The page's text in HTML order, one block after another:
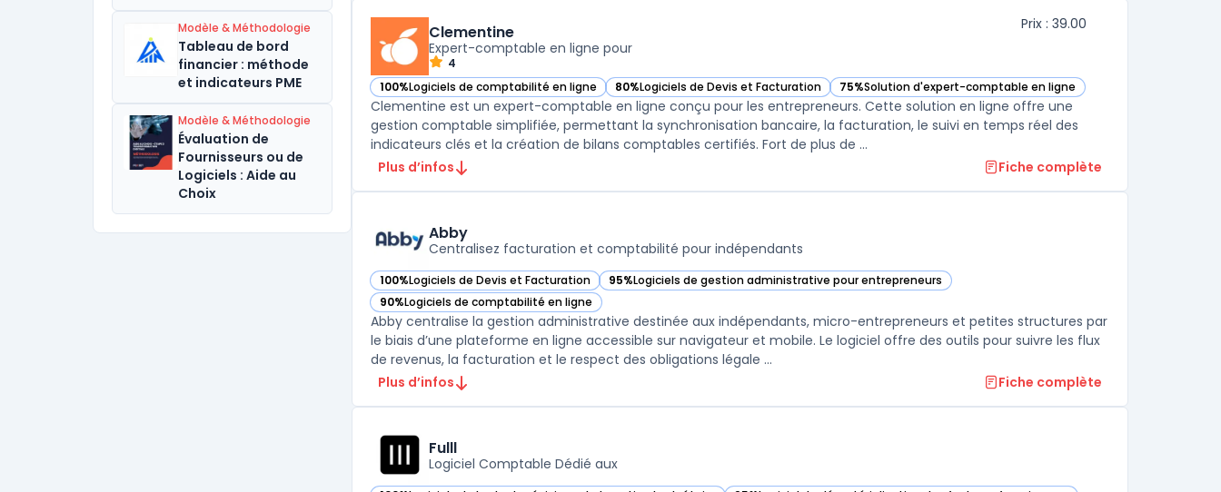
Modèle & Méthodologie
Tableau de bord
financier : méthode
et indicateurs PME
Modèle & Méthodologie
Évaluation de
Fournisseurs ou de
Logiciels : Aide au
Choix
Clementine
Expert-comptable en ligne pour
4
Prix : 39.00
100%Logiciels de comptabilité en ligne
— voir Clementine dans cette catégorie 80%Logiciels de Devis et Facturation
— voir Clementine dans cette catégorie75%Solution d'expert-comptable en ligne
— voir Clementine dans cette catégorie
Clementine est un expert-comptable en ligne conçu pour les entrepreneurs. Cette solution en ligne offre une
gestion comptable simplifiée, permettant la synchronisation bancaire, la facturation, le suivi en temps réel des
indicateurs clés et la création de bilans comptables certifiés. Fort de plus de ...
Plus d’infos
Fiche complète
Abby
Centralisez facturation et comptabilité pour indépendants
100%Logiciels de Devis et Facturation
— voir Abby dans cette catégorie 95%Logiciels de gestion administrative pour entrepreneurs
— voir Abby dans cette catégorie
90%Logiciels de comptabilité en ligne
— voir Abby dans cette catégorie
Abby centralise la gestion administrative destinée aux indépendants, micro-entrepreneurs et petites structures par
le biais d’une plateforme en ligne accessible sur navigateur et mobile. Le logiciel offre des outils pour suivre les flux
de revenus, la facturation et le respect des obligations légale ...
Plus d’infos
Fiche complète
Fulll
Logiciel Comptable Dédié aux